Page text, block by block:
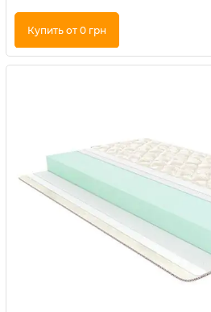
Купить от 0 грн
Купить в 1 клик